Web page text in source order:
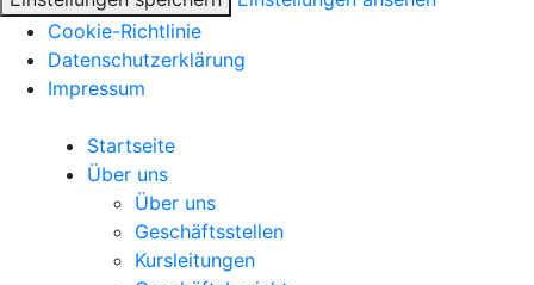
Cookie-Richtlinie
Datenschutzerklärung
Impressum
Startseite
Über uns
Über uns
Geschäftsstellen
Kursleitungen